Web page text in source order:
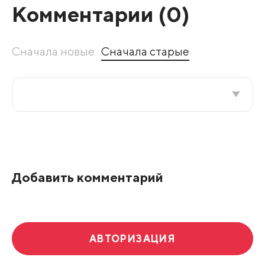
Комментарии (0)
Сначала новые Сначала старые
Добавить комментарий
АВТОРИЗАЦИЯ